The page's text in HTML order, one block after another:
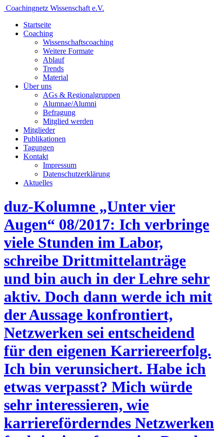
Coachingnetz Wissenschaft e.V.
Startseite
Coaching
Wissenschafts­coaching
Weitere Formate
Ablauf
Trends
Material
Über uns
AGs & Regionalgruppen
Alumnae/Alumni
Befragung
Mitglied werden
Mitglieder
Publikationen
Tagungen
Kontakt
Impressum
Datenschutzerklärung
Aktuelles
duz-Kolumne „Unter vier
Augen“ 08/2017: Ich verbringe
viele Stunden im Labor,
schreibe Drittmittelanträge
und bin auch in der Lehre sehr
aktiv. Doch dann werde ich mit
der Aussage konfrontiert,
Netzwerken sei entscheidend
für den eigenen Karriereerfolg.
Ich bin verunsichert. Habe ich
etwas verpasst? Mich würde
sehr interessieren, wie
karriereförderndes Netzwerken